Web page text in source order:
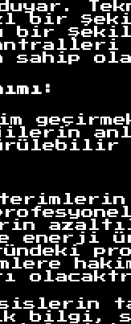
şekilde
sahip
enerji
bilgi,